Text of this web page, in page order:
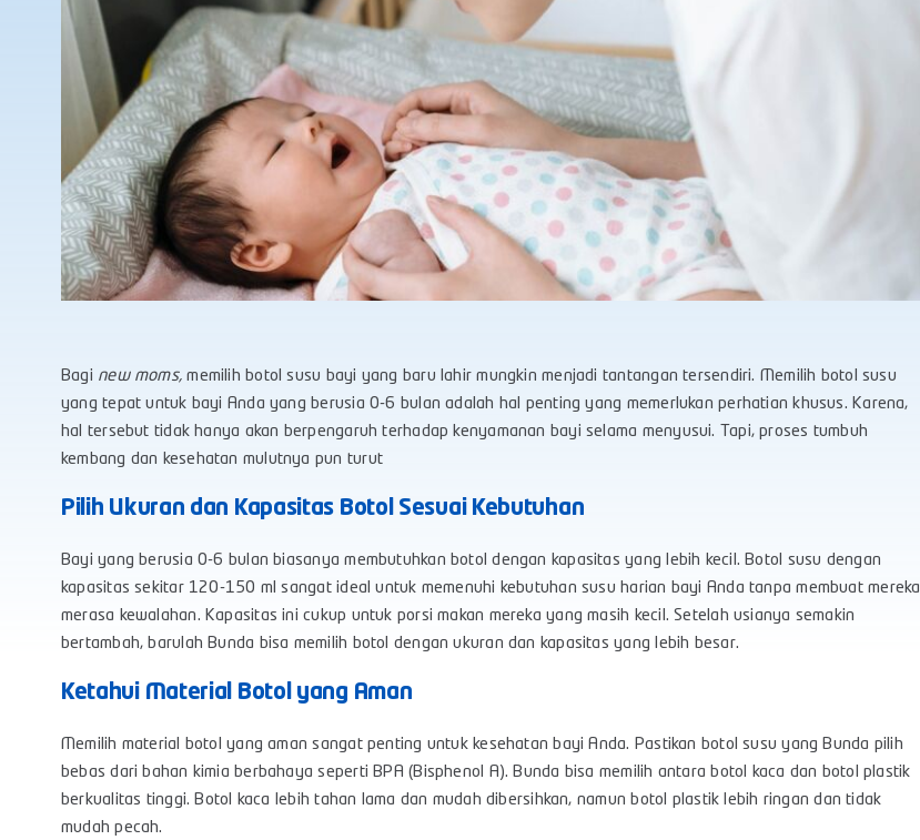
Bagi new moms,memilih botol susu bayi yang baru lahir mungkin menjadi tantangan tersendiri. Memilih botol susu
yang tepat untuk bayi Anda yang berusia 0-6 bulan adalah hal penting yang memerlukan perhatian khusus. Karena,
hal tersebut tidak hanya akan berpengaruh terhadap kenyamanan bayi selama menyusui. Tapi, proses tumbuh
kembang dan kesehatan mulutnya pun turut
Pilih Ukuran dan Kapasitas Botol Sesuai Kebutuhan
Bayi yang berusia 0-6 bulan biasanya membutuhkan botol dengan kapasitas yang lebih kecil. Botol susu dengan
kapasitas sekitar 120-150 ml sangat ideal untuk memenuhi kebutuhan susu harian bayi Anda tanpa membuat mereka
merasa kewalahan. Kapasitas ini cukup untuk porsi makan mereka yang masih kecil. Setelah usianya semakin
bertambah, barulah Bunda bisa memilih botol dengan ukuran dan kapasitas yang lebih besar.
Ketahui Material Botol yang Aman
Memilih material botol yang aman sangat penting untuk kesehatan bayi Anda. Pastikan botol susu yang Bunda pilih
bebas dari bahan kimia berbahaya seperti BPA (Bisphenol A). Bunda bisa memilih antara botol kaca dan botol plastik
berkualitas tinggi. Botol kaca lebih tahan lama dan mudah dibersihkan, namun botol plastik lebih ringan dan tidak
mudah pecah.